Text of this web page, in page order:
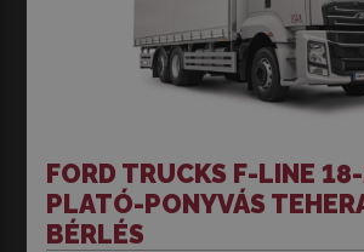
FORD TRUCKS F-LINE
PLATÓ-PONYVÁS
BÉRLÉS